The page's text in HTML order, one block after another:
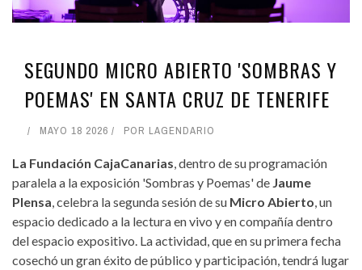
SEGUNDO MICRO ABIERTO 'SOMBRAS Y
POEMAS' EN SANTA CRUZ DE TENERIFE
MAYO 18 2026 POR LAGENDARIO
La Fundación CajaCanarias, dentro de su programación
paralela a la exposición 'Sombras y Poemas' de Jaume
Plensa, celebra la segunda sesión de su Micro Abierto, un
espacio dedicado a la lectura en vivo y en compañía dentro
del espacio expositivo. La actividad, que en su primera fecha
cosechó un gran éxito de público y participación, tendrá lugar